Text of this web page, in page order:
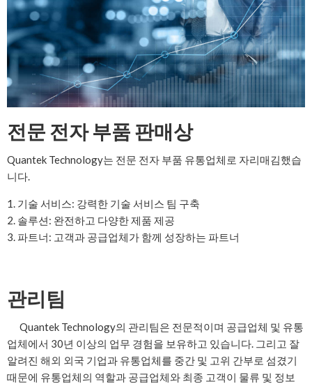
전문 전자 부품 판매상
Quantek Technology는 전문 전자 부품 유통업체로 자리매김했습
니다.
1. 기술 서비스: 강력한 기술 서비스 팀 구축
2. 솔루션: 완전하고 다양한 제품 제공
3. 파트너: 고객과 공급업체가 함께 성장하는 파트너
관리팀
Quantek Technology의 관리팀은 전문적이며 공급업체 및 유통
업체에서 30년 이상의 업무 경험을 보유하고 있습니다. 그리고 잘
알려진 해외 외국 기업과 유통업체를 중간 및 고위 간부로 섬겼기
때문에 유통업체의 역할과 공급업체와 최종 고객이 물류 및 정보